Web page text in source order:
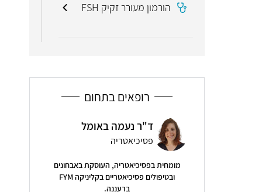
הורמון מעורר זקיק FSH
רופאים בתחום
ד"ר נעמה באומל
פסיכיאטריה
מומחית בפסיכיאטריה, העוסקת באבחונים
ובטיפולים פסיכיאטריים בקליניקה FYM
ברעננה.